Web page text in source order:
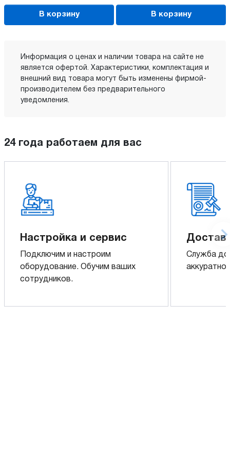
В корзину В корзину
Информация о ценах и наличии товара на сайте не
является офертой. Характеристики, комплектация и
внешний вид товара могут быть изменены фирмой-
производителем без предварительного
уведомления.
24 года работаем для вас
Настройка и сервис
Подключим и настроим
оборудование. Обучим ваших
сотрудников.
Служба
аккуратно